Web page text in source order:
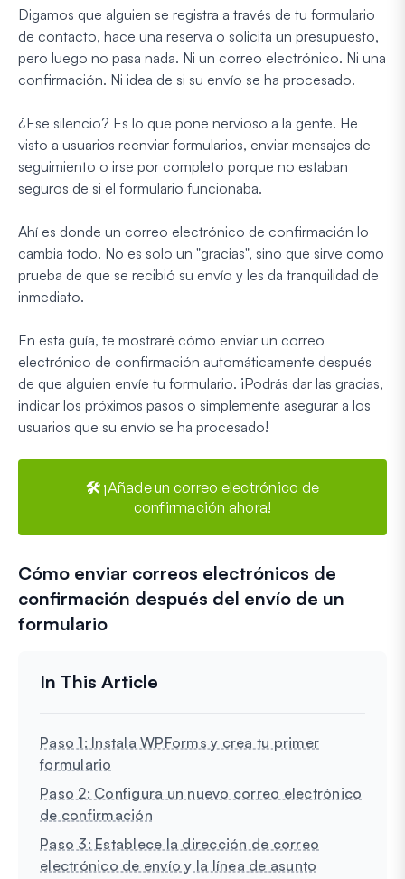
Digamos que alguien se registra a través de tu formulario
de contacto, hace una reserva o solicita un presupuesto,
pero luego no pasa nada. Ni un correo electrónico. Ni una
confirmación. Ni idea de si su envío se ha procesado.
¿Ese silencio? Es lo que pone nervioso a la gente. He
visto a usuarios reenviar formularios, enviar mensajes de
seguimiento o irse por completo porque no estaban
seguros de si el formulario funcionaba.
Ahí es donde un correo electrónico de confirmación lo
cambia todo. No es solo un "gracias", sino que sirve como
prueba de que se recibió su envío y les da tranquilidad de
inmediato.
En esta guía, te mostraré cómo enviar un correo
electrónico de confirmación automáticamente después
de que alguien envíe tu formulario. ¡Podrás dar las gracias,
indicar los próximos pasos o simplemente asegurar a los
usuarios que su envío se ha procesado!
🛠️ ¡Añade un correo electrónico de
confirmación ahora!
Cómo enviar correos electrónicos de
confirmación después del envío de un
formulario
Paso 1: Instala WPForms y crea tu primer
formulario
Paso 2: Configura un nuevo correo electrónico
de confirmación
Paso 3: Establece la dirección de correo
electrónico de envío y la línea de asunto